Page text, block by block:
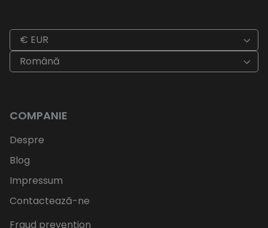
€ EUR
Română
COMPANIE
Despre
Blog
Impressum
Contactează-ne
Fraud prevention